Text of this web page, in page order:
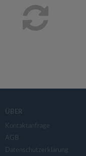
ÜBER
Kontaktanfrage
AGB
Datenschutzerklärung